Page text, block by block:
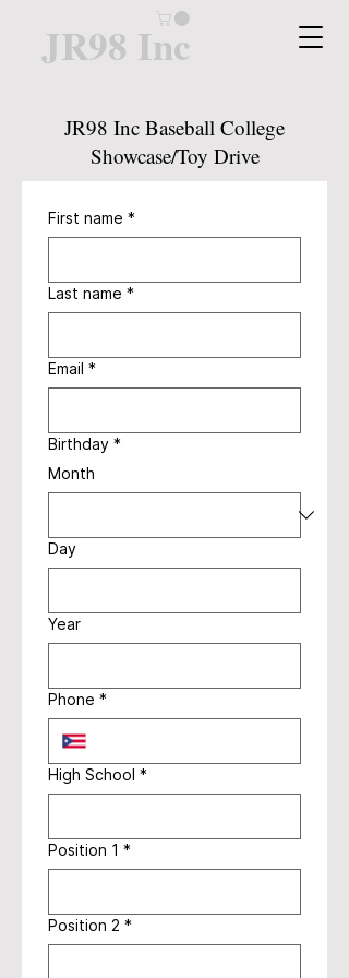
JR98 Inc
JR98 Inc Baseball College
Showcase/Toy Drive
First name *
Last name *
Email *
Birthday *
Month
Day
Year
Phone *
High School *
Position 1 *
Position 2 *